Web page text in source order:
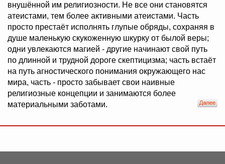
внушённой им религиозности. Не все они становятся
атеистами, тем более активными атеистами. Часть
просто престаёт исполнять глупые обряды, сохраняя в
душе маленькую скукоженную шкурку от былой веры;
одни увлекаются магией - другие начинают свой путь
по длинной и трудной дороге скептицизма; часть встаёт
на путь агностического понимания окружающего нас
мира, часть - просто забывает свои наивные
религиозные концепции и занимаются более
материальными заботами.